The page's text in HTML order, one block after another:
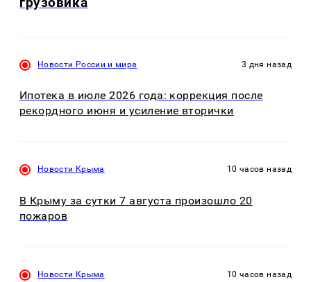
Новости России и мира 3 дня назад
Ипотека в июле 2026 года: коррекция после
рекордного июня и усиление вторички
Новости Крыма 10 часов назад
В Крыму за сутки 7 августа произошло 20
пожаров
Новости Крыма 10 часов назад